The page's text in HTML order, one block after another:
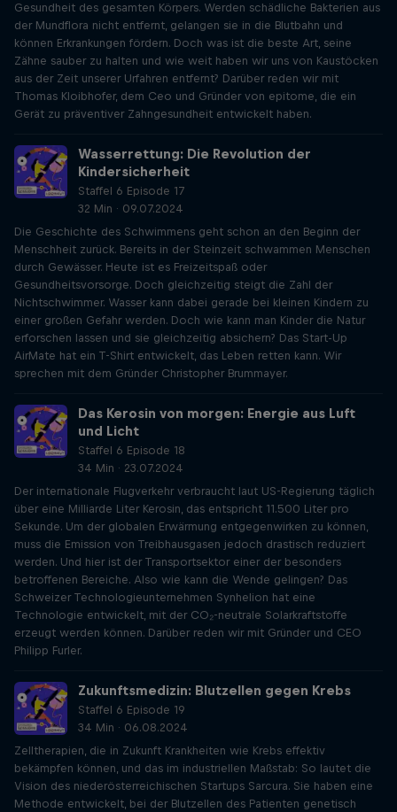
Gesundheit des gesamten Körpers. Werden schädliche Bakterien aus
der Mundflora nicht entfernt, gelangen sie in die Blutbahn und
können Erkrankungen fördern. Doch was ist die beste Art, seine
Zähne sauber zu halten und wie weit haben wir uns von Kaustöcken
aus der Zeit unserer Urfahren entfernt? Darüber reden wir mit
Thomas Kloibhofer, dem Ceo und Gründer von epitome, die ein
Gerät zu präventiver Zahngesundheit entwickelt haben.
Wasserrettung: Die Revolution der
Kindersicherheit
Staffel 6 Episode 17
32 Min · 09.07.2024
Die Geschichte des Schwimmens geht schon an den Beginn der
Menschheit zurück. Bereits in der Steinzeit schwammen Menschen
durch Gewässer. Heute ist es Freizeitspaß oder
Gesundheitsvorsorge. Doch gleichzeitig steigt die Zahl der
Nichtschwimmer. Wasser kann dabei gerade bei kleinen Kindern zu
einer großen Gefahr werden. Doch wie kann man Kinder die Natur
erforschen lassen und sie gleichzeitig absichern? Das Start-Up
AirMate hat ein T-Shirt entwickelt, das Leben retten kann. Wir
sprechen mit dem Gründer Christopher Brummayer.
Das Kerosin von morgen: Energie aus Luft
und Licht
Staffel 6 Episode 18
34 Min · 23.07.2024
Der internationale Flugverkehr verbraucht laut US-Regierung täglich
über eine Milliarde Liter Kerosin, das entspricht 11.500 Liter pro
Sekunde. Um der globalen Erwärmung entgegenwirken zu können,
muss die Emission von Treibhausgasen jedoch drastisch reduziert
werden. Und hier ist der Transportsektor einer der besonders
betroffenen Bereiche. Also wie kann die Wende gelingen? Das
Schweizer Technologieunternehmen Synhelion hat eine
Technologie entwickelt, mit der CO₂-neutrale Solarkraftstoffe
erzeugt werden können. Darüber reden wir mit Gründer und CEO
Philipp Furler.
Zukunftsmedizin: Blutzellen gegen Krebs
Staffel 6 Episode 19
34 Min · 06.08.2024
Zelltherapien, die in Zukunft Krankheiten wie Krebs effektiv
bekämpfen können, und das im industriellen Maßstab: So lautet die
Vision des niederösterreichischen Startups Sarcura. Sie haben eine
Methode entwickelt, bei der Blutzellen des Patienten genetisch